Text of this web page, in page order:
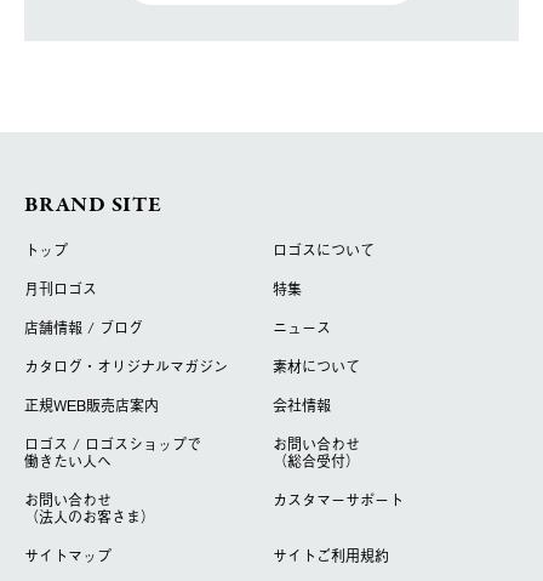
BRAND SITE
トップ
ロゴスについて
月刊ロゴス
特集
店舗情報 / ブログ
ニュース
カタログ・オリジナルマガジン
素材について
正規WEB販売店案内
会社情報
ロゴス / ロゴスショップで
働きたい人へ
お問い合わせ
（総合受付）
お問い合わせ
（法人のお客さま）
カスタマーサポート
サイトマップ
サイトご利用規約